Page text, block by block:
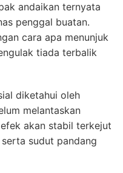
andaikan ternyata
penggal buatan.
cara apa menunjuk
tiada terbalik
diketahui oleh
melantaskan
akan stabil terkejut
sudut pandang